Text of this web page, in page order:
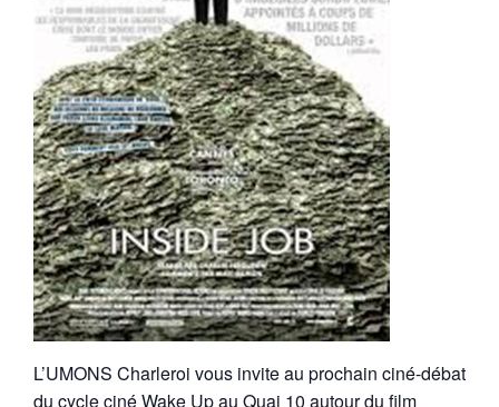
L’UMONS Charleroi vous invite au prochain ciné-débat
du cycle ciné Wake Up au Quai 10 autour du film